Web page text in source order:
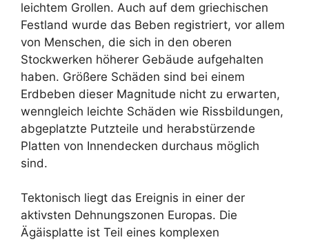
leichtem Grollen. Auch auf dem griechischen
Festland wurde das Beben registriert, vor allem
von Menschen, die sich in den oberen
Stockwerken höherer Gebäude aufgehalten
haben. Größere Schäden sind bei einem
Erdbeben dieser Magnitude nicht zu erwarten,
wenngleich leichte Schäden wie Rissbildungen,
abgeplatzte Putzteile und herabstürzende
Platten von Innendecken durchaus möglich
sind.
Tektonisch liegt das Ereignis in einer der
aktivsten Dehnungszonen Europas. Die
Ägäisplatte ist Teil eines komplexen